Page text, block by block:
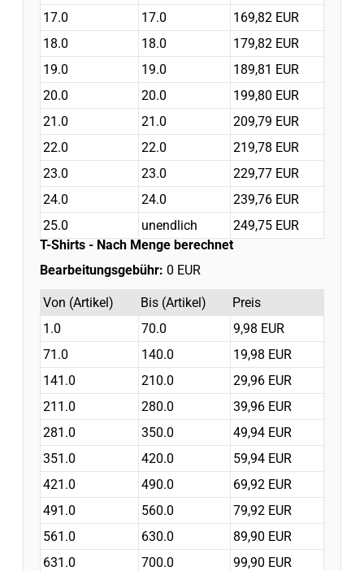
17.0
17.0
169,82 EUR
18.0
18.0
179,82 EUR
19.0
19.0
189,81 EUR
20.0
20.0
199,80 EUR
21.0
21.0
209,79 EUR
22.0
22.0
219,78 EUR
23.0
23.0
229,77 EUR
24.0
24.0
239,76 EUR
25.0
unendlich
249,75 EUR
T-Shirts - Nach Menge berechnet
Bearbeitungsgebühr: 0 EUR
Von (Artikel) Bis (Artikel)
Preis
1.0
70.0
9,98 EUR
71.0
140.0
19,98 EUR
141.0
210.0
29,96 EUR
211.0
280.0
39,96 EUR
281.0
350.0
49,94 EUR
351.0
420.0
59,94 EUR
421.0
490.0
69,92 EUR
491.0
560.0
79,92 EUR
561.0
630.0
89,90 EUR
631.0
700.0
99,90 EUR